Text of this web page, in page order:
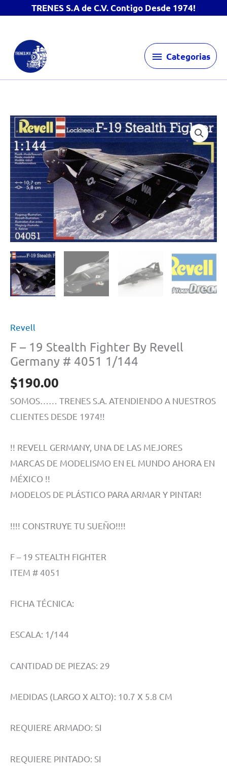
TRENES S.A de C.V. Contigo Desde 1974!
contenido
Categorias
Categorias
Revell
F – 19 Stealth Fighter By Revell
Germany # 4051 1/144
$190.00
SOMOS…… TRENES S.A. ATENDIENDO A NUESTROS
CLIENTES DESDE 1974!!
!! REVELL GERMANY, UNA DE LAS MEJORES
MARCAS DE MODELISMO EN EL MUNDO AHORA EN
MÉXICO !!
MODELOS DE PLÁSTICO PARA ARMAR Y PINTAR!
!!!! CONSTRUYE TU SUEÑO!!!!
F – 19 STEALTH FIGHTER
ITEM # 4051
FICHA TÉCNICA:
ESCALA: 1/144
CANTIDAD DE PIEZAS: 29
MEDIDAS (LARGO X ALTO): 10.7 X 5.8 CM
REQUIERE ARMADO: SI
REQUIERE PINTADO: SI